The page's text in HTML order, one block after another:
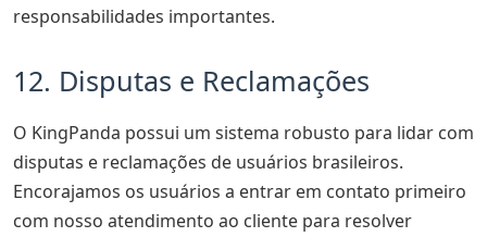
responsabilidades importantes.
12. Disputas e Reclamações
O KingPanda possui um sistema robusto para lidar com
disputas e reclamações de usuários brasileiros.
Encorajamos os usuários a entrar em contato primeiro
com nosso atendimento ao cliente para resolver